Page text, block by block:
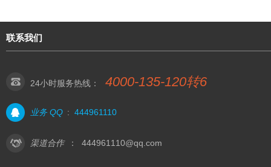
联系我们
24小时服务热线： 4000-135-120转6
业务 QQ : 444961110
渠道合作 ： 444961110@qq.com